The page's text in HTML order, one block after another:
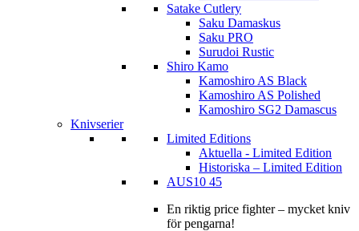
Satake Cutlery
Saku Damaskus
Saku PRO
Surudoi Rustic
Shiro Kamo
Kamoshiro AS Black
Kamoshiro AS Polished
Kamoshiro SG2 Damascus
Knivserier
Limited Editions
Aktuella - Limited Edition
Historiska – Limited Edition
AUS10 45
En riktig price fighter – mycket kniv
för pengarna!